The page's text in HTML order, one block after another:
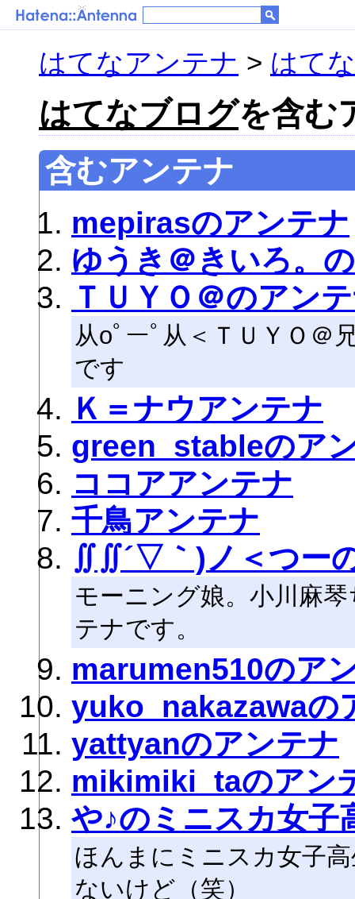
はてなアンテナ > はて
はてなブログを含む
含むアンテナ
mepirasのアンテナ
ゆうき＠きいろ。
ＴＵＹＯ＠のアン
从oﾟーﾟ从＜ＴＵＹＯ＠
です
Ｋ＝ナウアンテナ
green_stableのア
ココアアンテナ
千鳥アンテナ
∬∬´▽｀)ノ＜つー
モーニング娘。小川麻
テナです。
marumen510のア
yuko_nakazawaの
yattyanのアンテナ
mikimiki_taのアン
や♪のミニスカ女子
ほんまにミニスカ女子
ないけど（笑）